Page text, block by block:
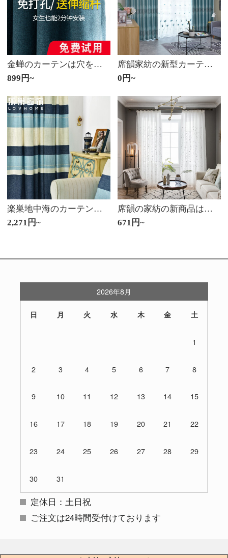
金蝉のカーテンは穴を開けないでください。高遮光寮の窓があります。+【深い藍色の汚れに強い色のカーテン】95%+遮光【適用窓幅1.1-1.6メートル)【カーテンの高さ1.5メートル
899円~
席韻家紡の新型カーテン遮光布現代簡単カーテンの菱形模様模様のカーテン布は2メートルからオーダーメードできます。1メートルの高さ*2.7メートルの単価(ナノリング)は高くなります。
0円~
楽巣地中海のカーテンの完成品の遮光に厚いカーテンを敷いて、簡単に現代の寝室のリビングルームでは麻提花の純色のカーテンをまねて、秋の印象をカスタマイズします。
2,271円~
席韻の家紡の新商品は麻の紗の枝の紗の紗の田園の小さい清新な客間の窓の紗をまねて注文して作らせます。幅1メートル*高さ2.7メートルの単価(ナノリング)は高くなります。
671円~
2026年8月
日 月 火 水 木 金 土
1
2 3 4 5 6 7 8
9 10 11 12 13 14 15
16 17 18 19 20 21 22
23 24 25 26 27 28 29
30 31
定休日：土日祝
ご注文は24時間受付けております